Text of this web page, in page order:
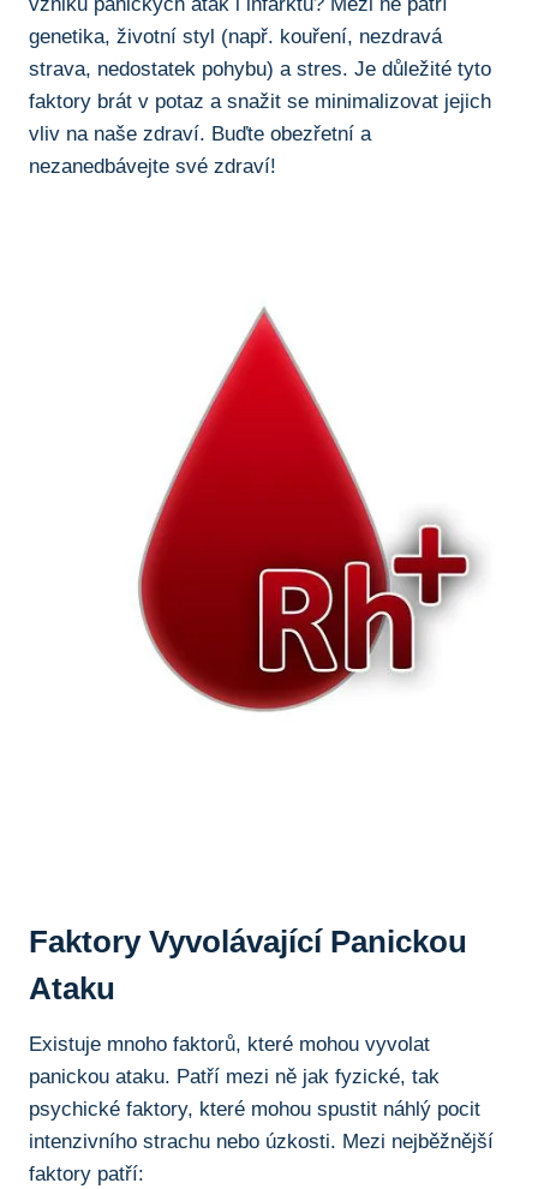
genetika, životní styl (např. kouření, nezdravá
strava, nedostatek pohybu) a stres. Je důležité tyto
faktory brát v potaz a snažit se minimalizovat jejich
vliv na naše zdraví. Buďte obezřetní a
nezanedbávejte své zdraví!
Faktory Vyvolávající Panickou
Ataku
Existuje mnoho faktorů, které mohou vyvolat
panickou ataku. Patří mezi ně jak fyzické, tak
psychické faktory, které mohou spustit náhlý pocit
intenzivního strachu nebo úzkosti. Mezi nejběžnější
faktory patří: